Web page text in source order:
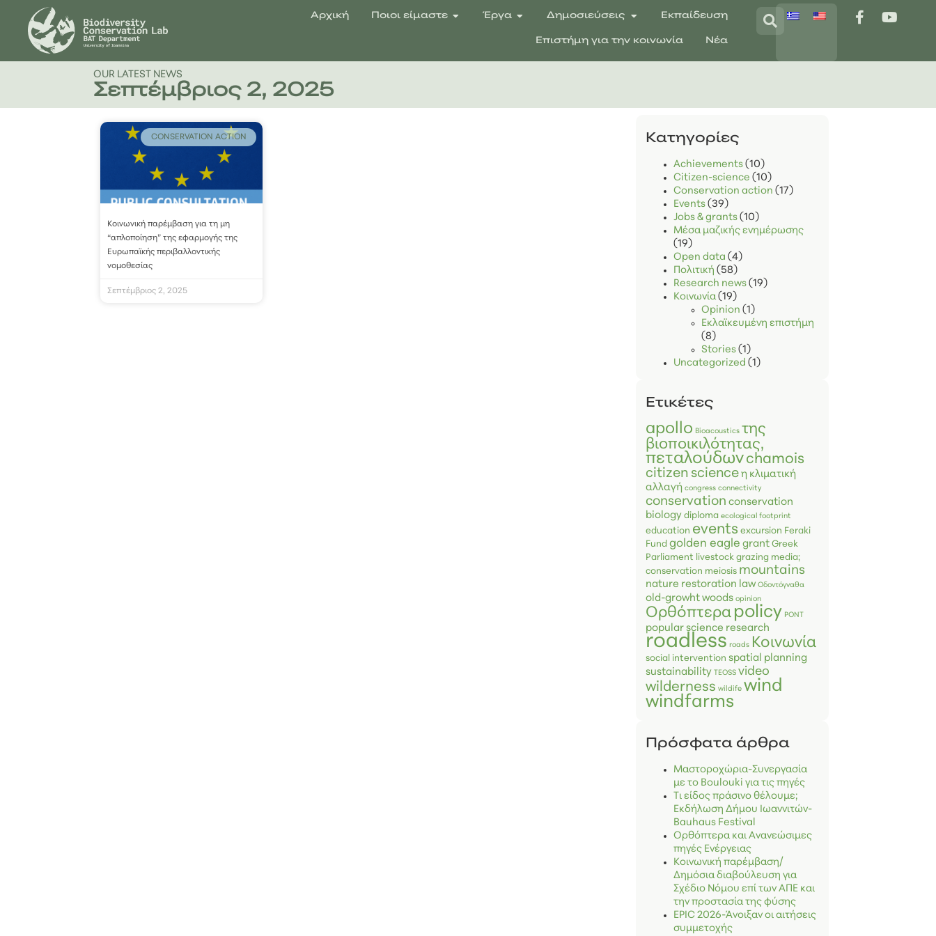
Αρχική Ποιοι είμαστε Έργα Δημοσιεύσεις Εκπαίδευση
Επιστήμη για την κοινωνία Νέα
OUR LATEST NEWS
Σεπτέμβριος 2, 2025
CONSERVATION ACTION
Κοινωνική παρέμβαση για τη μη
“απλοποίηση” της εφαρμογής της
Ευρωπαϊκής περιβαλλοντικής
νομοθεσίας
Σεπτέμβριος 2, 2025
Kατηγορίες
Achievements(10)
Citizen-science (10)
Conservation action (17)
Events(39)
Jobs & grants(10)
Μέσα μαζικής ενημέρωσης
(19)
Open data (4)
Πολιτική (58)
Research news(19)
Κοινωνία(19)
Opinion (1)
Εκλαϊκευμένη επιστήμη
(8)
Stories(1)
Uncategorized (1)
Ετικέτες
apollo Bioacoustics της
βιοποικιλότητας,
πεταλούδων chamois
citizen science η κλιματική
αλλαγή congress connectivity
conservation conservation
biology diploma ecological footprint
education events excursion Feraki
Fund golden eagle grant Greek
Parliament
livestock grazing media;
conservation meiosis mountains
nature restoration law Οδοντόγναθα
old-growht woods opinion
Ορθόπτερα policy PONT
popular science research
roadless roads Κοινωνία
social intervention spatial planning
sustainability TEOSS video
wilderness wildife wind
windfarms
Πρόσφατα άρθρα
Μαστοροχώρια-Συνεργασία
με το Boulouki για τις πηγές
Τι είδος πράσινο θέλουμε;
Εκδήλωση Δήμου Ιωαννιτών-
Bauhaus Festival
Ορθόπτερα και Ανανεώσιμες
πηγές Ενέργειας
Κοινωνική παρέμβαση/
Δημόσια διαβούλευση για
Σχέδιο Νόμου επί των ΑΠΕ και
την προστασία της φύσης
EPIC 2026-Άνοιξαν οι αιτήσεις
συμμετοχής